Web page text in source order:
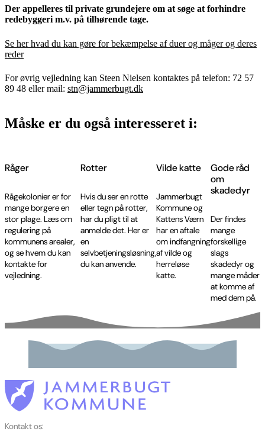
Der appelleres til private grundejere om at søge at forhindre
redebyggeri m.v. på tilhørende tage.
Se her hvad du kan gøre for bekæmpelse af duer og måger og deres
reder
For øvrig vejledning kan Steen Nielsen kontaktes på telefon: 72 57
89 48 eller mail: stn@jammerbugt.dk
Måske er du også interesseret i:
Råger
Rågekolonier er for
mange borgere en
stor plage. Læs om
regulering på
kommunens arealer,
og se hvem du kan
kontakte for
vejledning.
Rotter
Hvis du ser en rotte
eller tegn på rotter,
har du pligt til at
anmelde det. Her er
en
selvbetjeningsløsning,
du kan anvende.
Vilde katte
Jammerbugt
Kommune og
Kattens Værn
har en aftale
om indfangning
af vilde og
herreløse
katte.
Gode råd
om
skadedyr
Der findes
mange
forskellige
slags
skadedyr og
mange måder
at komme af
med dem på.
Kontakt os: